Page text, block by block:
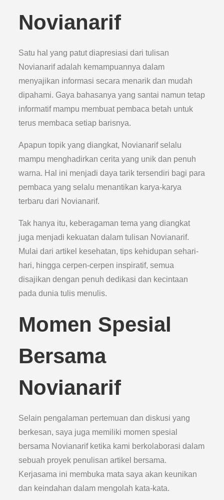
Novianarif
Satu hal yang patut diapresiasi dari tulisan
Novianarif adalah kemampuannya dalam
menyajikan informasi secara menarik dan mudah
dipahami. Gaya bahasanya yang santai namun tetap
informatif mampu membuat pembaca betah untuk
terus membaca setiap barisnya.
Apapun topik yang diangkat, Novianarif selalu
mampu menghadirkan cerita yang unik dan penuh
warna. Hal ini menjadi daya tarik tersendiri bagi para
pembaca yang selalu menantikan karya-karya
terbaru dari Novianarif.
Tak hanya itu, keberagaman tema yang diangkat
juga menjadi kekuatan dalam tulisan Novianarif.
Mulai dari artikel kesehatan, tips kehidupan sehari-
hari, hingga cerpen-cerpen inspiratif, semua
disajikan dengan penuh dedikasi dan kecintaan
pada dunia tulis menulis.
Momen Spesial
Bersama
Novianarif
Selain pengalaman pertemuan dan diskusi yang
berkesan, saya juga memiliki momen spesial
bersama Novianarif ketika kami berkolaborasi dalam
sebuah proyek penulisan artikel bersama.
Kerjasama ini membuka mata saya akan keunikan
dan keindahan dalam mengolah kata-kata.